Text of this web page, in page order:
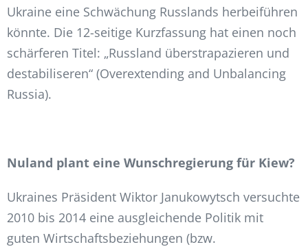
Ukraine eine Schwächung Russlands herbeiführen
könnte. Die 12-seitige Kurzfassung hat einen noch
schärferen Titel: „Russland überstrapazieren und
destabiliseren“ (Overextending and Unbalancing
Russia).
Nuland plant eine Wunschregierung für Kiew?
Ukraines Präsident Wiktor Janukowytsch versuchte
2010 bis 2014 eine ausgleichende Politik mit
guten Wirtschaftsbeziehungen (bzw.